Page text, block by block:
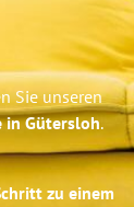
Sie unseren
in Gütersloh.
zu einem